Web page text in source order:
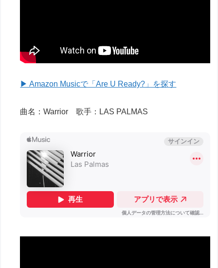
▶ Amazon Musicで「Are U Ready?」を探す
曲名：Warrior 歌手：LAS PALMAS